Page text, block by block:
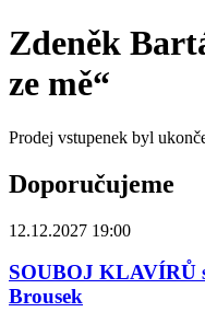
Zdeněk
ze mě“
Prodej vstupenek byl
Doporučujeme
12.12.2027 19:00
SOUBOJ KLAVÍRŮ
Brousek